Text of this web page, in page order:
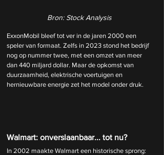
Bron: Stock Analysis
ExxonMobil bleef tot ver in de jaren 2000 een
speler van formaat. Zelfs in 2023 stond het bedrijf
nog op nummer twee, met een omzet van meer
dan 440 miljard dollar. Maar de opkomst van
duurzaamheid, elektrische voertuigen en
hernieuwbare energie zet het model onder druk.
Walmart: onverslaanbaar... tot nu?
In 2002 maakte Walmart een historische sprong: